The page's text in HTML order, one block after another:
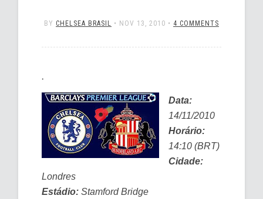
BY CHELSEA BRASIL • NOV 13, 2010 • 4 COMMENTS
.
Data:
14/11/2010
Horário:
14:10 (BRT)
Cidade:
Londres
Estádio: Stamford Bridge